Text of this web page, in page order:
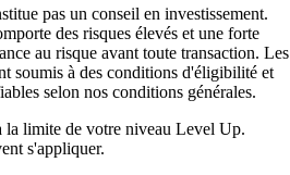
pas un conseil en investissement.
des risques élevés et une forte
au risque avant toute transaction. Les
soumis à des conditions d'éligibilité et
selon nos conditions générales.
la limite de votre niveau Level Up.
s'appliquer.